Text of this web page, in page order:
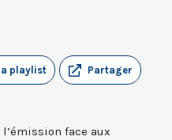
Partager
playlist
face aux